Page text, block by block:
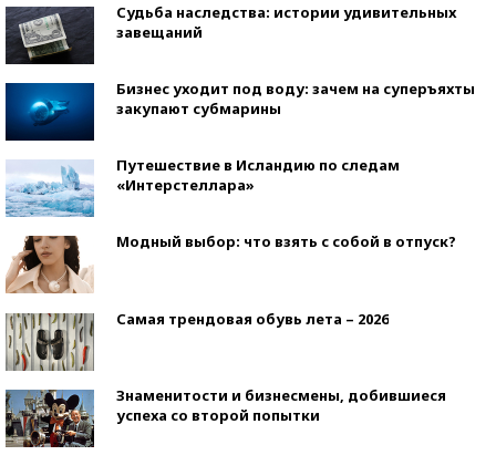
Судьба наследства: истории удивительных
завещаний
Бизнес уходит под воду: зачем на суперъяхты
закупают субмарины
Путешествие в Исландию по следам
«Интерстеллара»
Модный выбор: что взять с собой в отпуск?
Самая трендовая обувь лета – 2026
Знаменитости и бизнесмены, добившиеся
успеха со второй попытки